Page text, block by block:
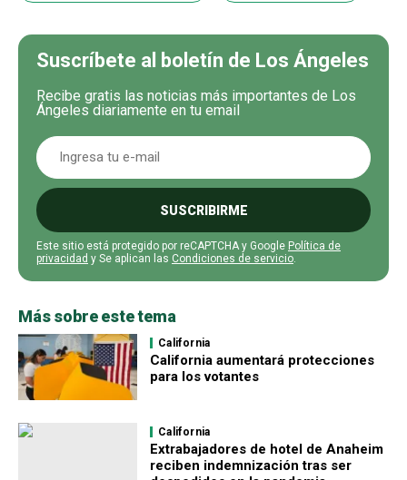
Suscríbete al boletín de Los Ángeles
Recibe gratis las noticias más importantes de Los
Ángeles diariamente en tu email
SUSCRIBIRME
Este sitio está protegido por reCAPTCHA y Google Política de
privacidad y Se aplican las Condiciones de servicio.
Más sobre este tema
California
California aumentará protecciones
para los votantes
California
Extrabajadores de hotel de Anaheim
reciben indemnización tras ser